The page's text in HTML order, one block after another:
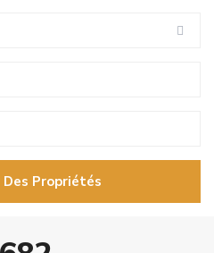
Des Propriétés